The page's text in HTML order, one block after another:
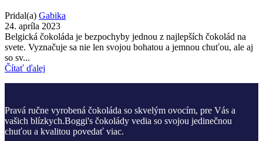
Pridal(a) Gabika
24. apríla 2023
Belgická čokoláda je bezpochyby jednou z najlepších čokolád na
svete. Vyznačuje sa nie len svojou bohatou a jemnou chuťou, ale aj
so sv...
Čítať ďalej
Pravá ručne vyrobená čokoláda so skvelým ovocím, pre Vás a
vašich blízkych.Boggi's čokolády vedia so svojou jedinečnou
chuťou a kvalitou povedať viac.